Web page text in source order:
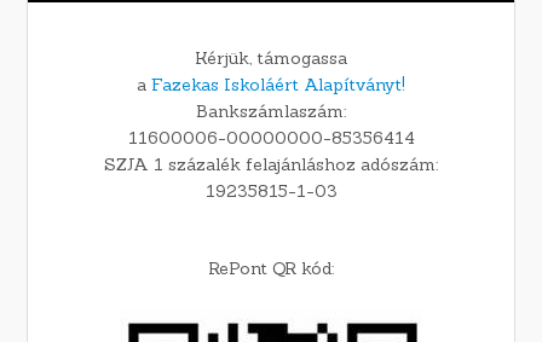
Kérjük, támogassa
a Fazekas Iskoláért Alapítványt!
Bankszámlaszám:
11600006-00000000-85356414
SZJA 1 százalék felajánláshoz adószám:
19235815-1-03
RePont QR kód: